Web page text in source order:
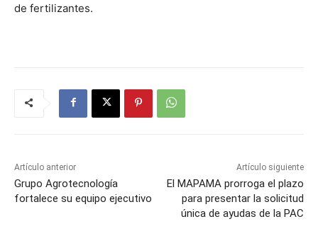
de fertilizantes.
Artículo anterior
Grupo Agrotecnología
fortalece su equipo ejecutivo
Artículo siguiente
El MAPAMA prorroga el plazo
para presentar la solicitud
única de ayudas de la PAC